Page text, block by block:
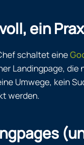
ein
schaltet eine
Landingpage,
Umwege, kein
werden.